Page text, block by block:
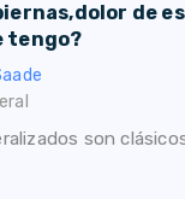
de
tengo?
son